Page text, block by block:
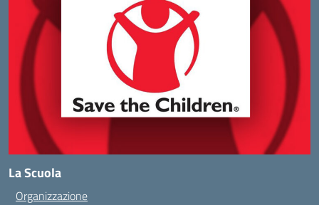
La Scuola
Organizzazione